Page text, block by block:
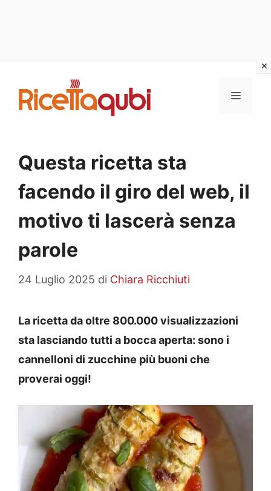
contenuto
MENU
Questa ricetta sta
facendo il giro del web, il
motivo ti lascerà senza
parole
24 Luglio 2025 di Chiara Ricchiuti
La ricetta da oltre 800.000 visualizzazioni
sta lasciando tutti a bocca aperta: sono i
cannelloni di zucchine più buoni che
proverai oggi!